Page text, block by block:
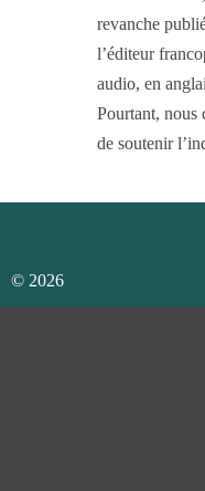
revanche
l’éditeur
audio, en
Pourtant, nous
de soutenir
© 2026